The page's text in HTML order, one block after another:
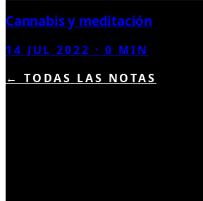
Cannabis y meditación
14 JUL 2022 ·0 MIN
← TODAS LAS NOTAS